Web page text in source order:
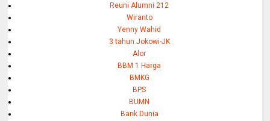
Reuni Alumni 212
Wiranto
Yenny Wahid
3 tahun Jokowi-JK
Alor
BBM 1 Harga
BMKG
BPS
BUMN
Bank Dunia